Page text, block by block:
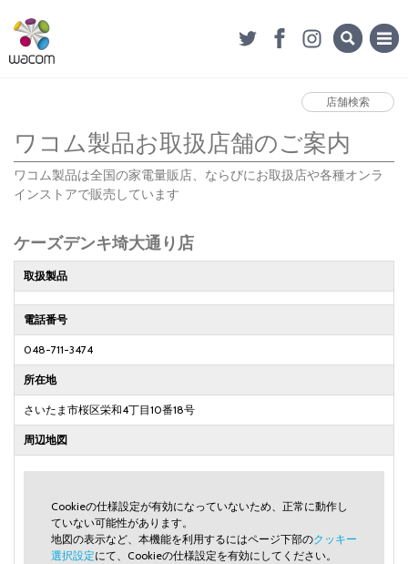
店舗検索
ワコム製品お取扱店舗のご案内
ワコム製品は全国の家電量販店、ならびにお取扱店や各種オンラ
インストアで販売しています
ケーズデンキ埼大通り店
取扱製品
電話番号
048-711-3474
所在地
さいたま市桜区栄和4丁目10番18号
周辺地図
Cookieの仕様設定が有効になっていないため、正常に動作し
ていない可能性があります。
地図の表示など、本機能を利用するにはページ下部のクッキー
選択設定にて、Cookieの仕様設定を有効にしてください。